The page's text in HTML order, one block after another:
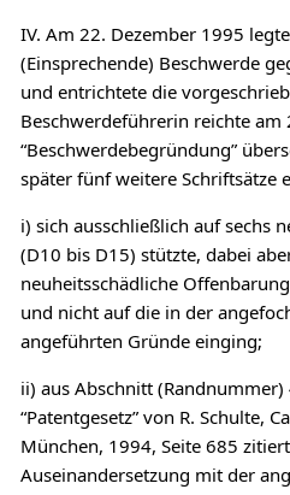
IV. Am 22. Dezember 1995
(Einsprechende) Beschwerde
und entrichtete die
Beschwerdeführerin reichte
“Beschwerdebegründung”
später fünf weitere Schriftsätze
i) sich ausschließlich auf sechs
(D10 bis D15) stützte, dabei
neuheitsschädliche
und nicht auf die in der
angeführten Gründe einging;
ii) aus Abschnitt
“Patentgesetz” von R. Schulte,
München, 1994, Seite 685
Auseinandersetzung mit der